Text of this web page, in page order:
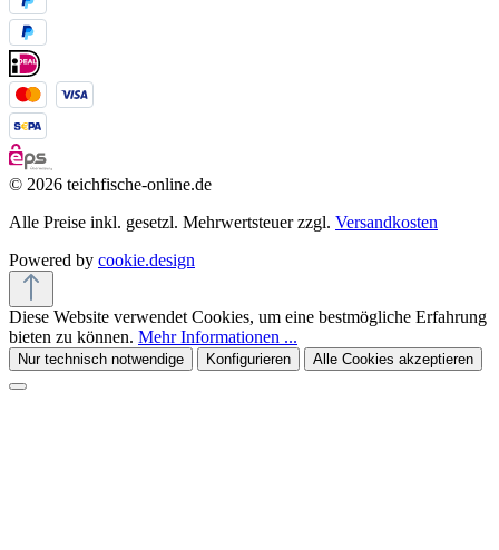
© 2026 teichfische-online.de
Alle Preise inkl. gesetzl. Mehrwertsteuer zzgl. Versandkosten
Powered by cookie.design
Diese Website verwendet Cookies, um eine bestmögliche Erfahrung
bieten zu können. Mehr Informationen ...
Nur technisch notwendige Konfigurieren Alle Cookies akzeptieren